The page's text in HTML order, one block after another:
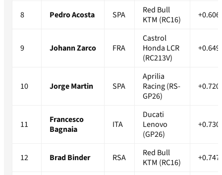
8 Pedro Acosta SPA
Red Bull
KTM (RC16)
9 Johann Zarco FRA
Castrol
Honda LCR
(RC213V)
10 Jorge Martin SPA
Aprilia
Racing (RS-
GP26)
11
Francesco
Bagnaia
ITA
Ducati
Lenovo
(GP26)
12 Brad Binder RSA
Red Bull
KTM (RC16)